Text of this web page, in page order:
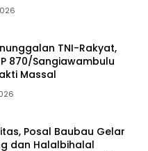
TNI-Rakyat,
870/Sangiawambulu
Massal
Posal Baubau Gelar
dan Halalbihalal